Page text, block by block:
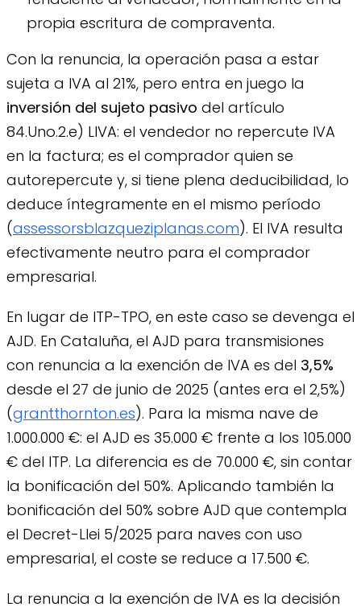
propia escritura de compraventa.
Con la renuncia, la operación pasa a estar
sujeta a IVA al 21%, pero entra en juego la
inversión del sujeto pasivo del artículo
84.Uno.2.e) LIVA: el vendedor no repercute IVA
en la factura; es el comprador quien se
autorepercute y, si tiene plena deducibilidad, lo
deduce íntegramente en el mismo período
(assessorsblazqueziplanas.com). El IVA resulta
efectivamente neutro para el comprador
empresarial.
En lugar de ITP-TPO, en este caso se devenga el
AJD. En Cataluña, el AJD para transmisiones
con renuncia a la exención de IVA es del 3,5%
desde el 27 de junio de 2025 (antes era el 2,5%)
(grantthornton.es). Para la misma nave de
1.000.000 €: el AJD es 35.000 € frente a los 105.000
€ del ITP. La diferencia es de 70.000 €, sin contar
la bonificación del 50%. Aplicando también la
bonificación del 50% sobre AJD que contempla
el Decret-Llei 5/2025 para naves con uso
empresarial, el coste se reduce a 17.500 €.
La renuncia a la exención de IVA es la decisión